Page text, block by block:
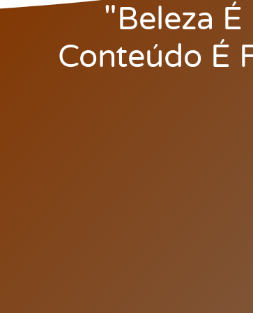
"Beleza
Conteúdo É